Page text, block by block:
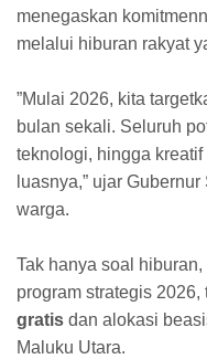
menegaskan
melalui hiburan rakyat
​”Mulai 2026, kita
bulan sekali. Seluruh
teknologi, hingga
luasnya,” ujar
warga.
​Tak hanya soal
program strategis 2026,
gratis dan alokasi
Maluku Utara.